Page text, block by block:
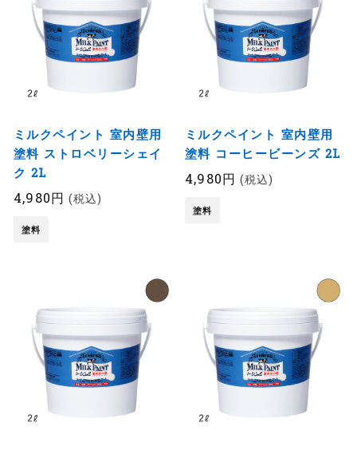
ミルクペイント 室内壁用
塗料 ストロベリーシェイ
ク 2L
4,980円 (税込)
塗料
ミルクペイント 室内壁用
塗料 コーヒービーンズ 2L
4,980円 (税込)
塗料